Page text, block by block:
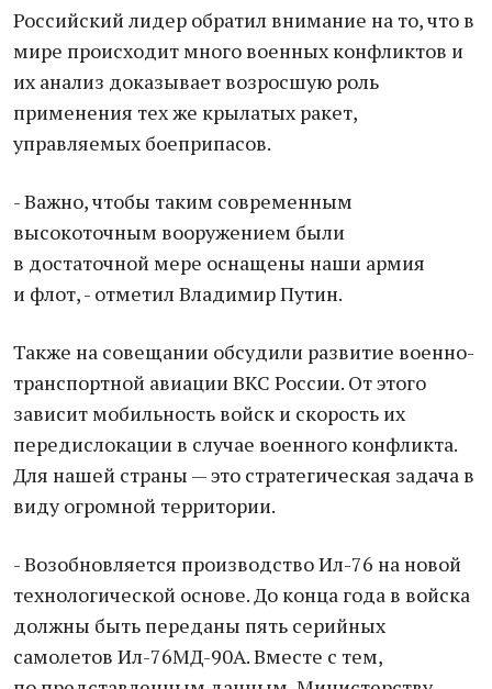
Российский лидер обратил внимание на то, что в
мире происходит много военных конфликтов и
их анализ доказывает возросшую роль
применения тех же крылатых ракет,
управляемых боеприпасов.
- Важно, чтобы таким современным
высокоточным вооружением были
в достаточной мере оснащены наши армия
и флот, - отметил Владимир Путин.
Также на совещании обсудили развитие военно-
транспортной авиации ВКС России. От этого
зависит мобильность войск и скорость их
передислокации в случае военного конфликта.
Для нашей страны — это стратегическая задача в
виду огромной территории.
- Возобновляется производство Ил-76 на новой
технологической основе. До конца года в войска
должны быть переданы пять серийных
самолетов Ил-76МД-90А. Вместе с тем,